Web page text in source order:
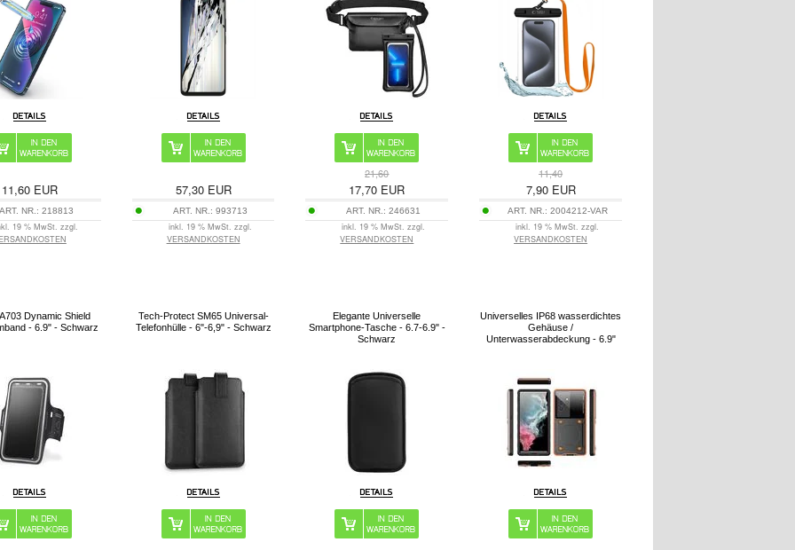
11,60EUR
ART. NR.: 218813
19 % MwSt. zzgl.
57,30EUR
ART. NR.: 993713
inkl. 19 % MwSt. zzgl.
VERSANDKOSTEN
21,60
17,70 EUR
ART. NR.:246631
inkl. 19 % MwSt. zzgl.
VERSANDKOSTEN
11,40
7,90EUR
ART. NR.: 2004212-VAR
inkl. 19 % MwSt. zzgl.
VERSANDKOSTEN
Dynamic Shield
- 6.9" - Schwarz
Tech-Protect SM65 Universal-
Telefonhülle - 6"-6,9" - Schwarz
Elegante Universelle
Smartphone-Tasche - 6.7-6.9" -
Schwarz
Universelles IP68 wasserdichtes
Gehäuse /
Unterwasserabdeckung - 6.9"